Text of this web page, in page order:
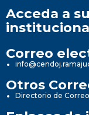
Acceda a
Correo
Otros
Directorio de